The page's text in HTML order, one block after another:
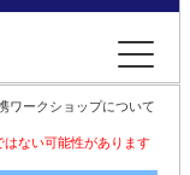
ワークショップについて
ない可能性があります